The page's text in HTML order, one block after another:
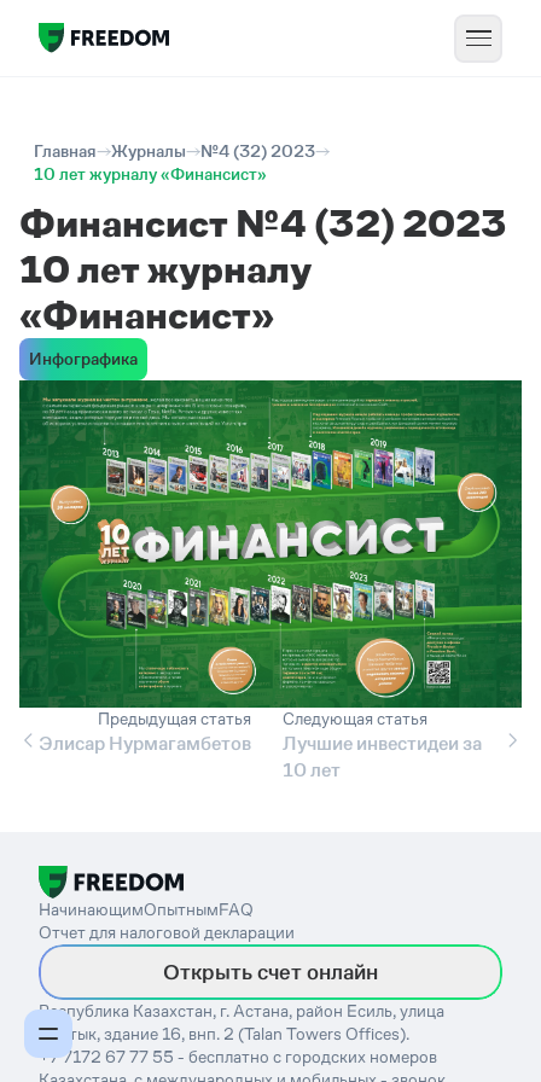
Главная Журналы
№4 (32) 2023
10 лет журналу «Финансист»
Финансист №4 (32) 2023
10 лет журналу
«Финансист»
Инфографика
Предыдущая статья
Элисар Нурмагамбетов
Следующая статья
Лучшие инвестидеи за
10 лет
НачинающимОпытнымFAQ
Отчет для налоговой декларации
Открыть счет онлайн
Республика Казахстан, г. Астана, район Есиль, улица
Достык, здание 16, внп. 2 (Talan Towers Offices).
+7 7172 67 77 55 - бесплатно с городских номеров